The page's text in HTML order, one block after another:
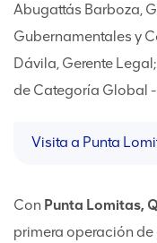
Abugattás Barboza,
Gubernamentales y
Dávila, Gerente
de Categoría Global
Visita a Punta
Con Punta Lomitas,
primera operación